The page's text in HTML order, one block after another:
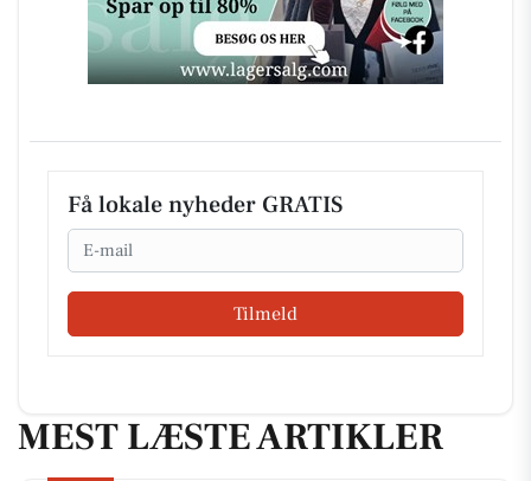
Få lokale nyheder GRATIS
Email
Tilmeld
MEST LÆSTE ARTIKLER